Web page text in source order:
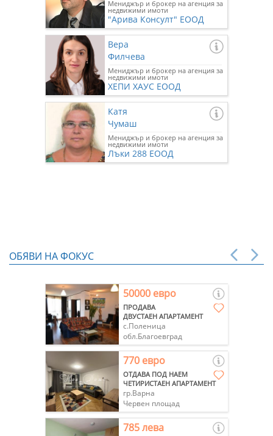
Мениджър и брокер на агенция за
недвижими имоти
"Арива Консулт" ЕООД
Вера
Филчева
Мениджър и брокер на агенция за
недвижими имоти
ХЕПИ ХАУС ЕООД
Катя
Чумаш
Мениджър и брокер на агенция за
недвижими имоти
Лъки 288 ЕООД
ОБЯВИ НА ФОКУС
50000 евро
ПРОДАВА
ДВУСТАЕН АПАРТАМЕНТ
с.Поленица
обл.Благоевград
770 евро
ОТДАВА ПОД НАЕМ
ЧЕТИРИСТАЕН АПАРТАМЕНТ
гр.Варна
Червен площад
785 лева